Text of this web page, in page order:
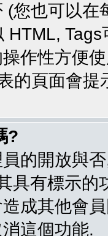
(您也可以
HTML,
作性方便
的頁面會提
?
的開放與
具有標示
成其他會
這個功能.